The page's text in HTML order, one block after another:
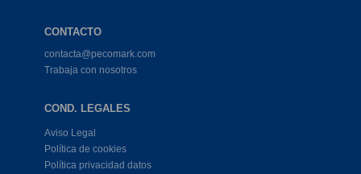
CONTACTO
contacta@pecomark.com
Trabaja con nosotros
COND. LEGALES
Aviso Legal
Política de cookies
Política privacidad datos